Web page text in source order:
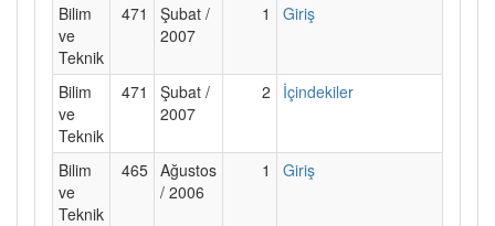
Bilim
ve
Teknik
471
Şubat /
2007
1 Giriş
Bilim
ve
Teknik
471
Şubat /
2007
2 İçindekiler
Bilim
ve
Teknik
465 Ağustos
/ 2006
1 Giriş